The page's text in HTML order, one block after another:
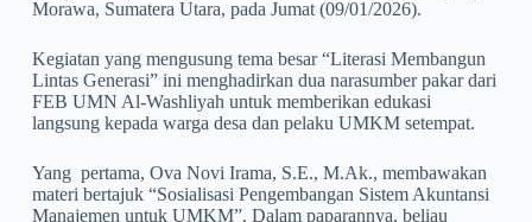
Morawa, Sumatera Utara, pada Jumat (09/01/2026).
Kegiatan yang mengusung tema besar “Literasi Membangun
Lintas Generasi” ini menghadirkan dua narasumber pakar dari
FEB UMN Al-Washliyah untuk memberikan edukasi
langsung kepada warga desa dan pelaku UMKM setempat.
Yang pertama, Ova Novi Irama, S.E., M.Ak., membawakan
materi bertajuk “Sosialisasi Pengembangan Sistem Akuntansi
Manajemen untuk UMKM”. Dalam paparannya, beliau